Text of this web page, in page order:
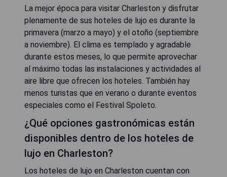
La mejor época para visitar Charleston y disfrutar
plenamente de sus hoteles de lujo es durante la
primavera (marzo a mayo) y el otoño (septiembre
a noviembre). El clima es templado y agradable
durante estos meses, lo que permite aprovechar
al máximo todas las instalaciones y actividades al
aire libre que ofrecen los hoteles. También hay
menos turistas que en verano o durante eventos
especiales como el Festival Spoleto.
¿Qué opciones gastronómicas están
disponibles dentro de los hoteles de
lujo en Charleston?
Los hoteles de lujo en Charleston cuentan con